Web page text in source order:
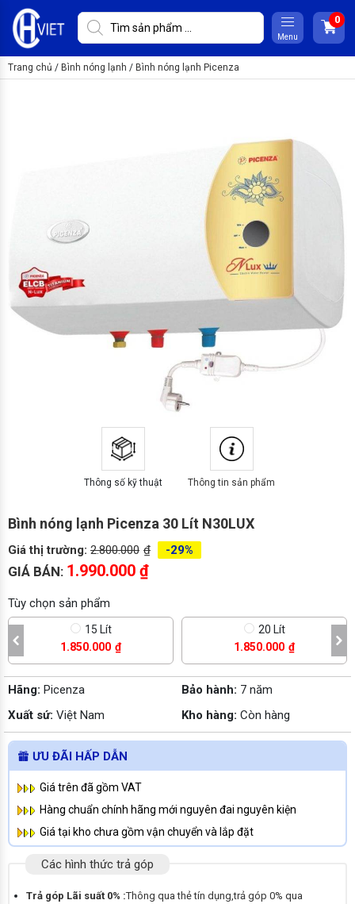
Menu
Trang chủ / Bình nóng lạnh / Bình nóng lạnh Picenza
Thông số kỹ thuật Thông tin sản phẩm
Bình nóng lạnh Picenza 30 Lít N30LUX
Giá thị trường: 2.800.000 ₫ -29%
GIÁ BÁN: 1.990.000 ₫
Tùy chọn sản phẩm
15 Lít
1.850.000 ₫
20 Lít
1.850.000 ₫
Hãng: Picenza Bảo hành: 7 năm
Xuất sứ: Việt Nam Kho hàng: Còn hàng
ƯU ĐÃI HẤP DẪN
Giá trên đã gồm VAT
Hàng chuẩn chính hãng mới nguyên đai nguyên kiện
Giá tại kho chưa gồm vận chuyển và lắp đặt
Các hình thức trả góp
Trả góp Lãi suất 0% :Thông qua thẻ tín dụng,trả góp 0% qua